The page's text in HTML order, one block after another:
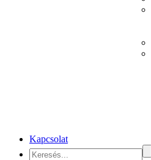
Kapcsolat